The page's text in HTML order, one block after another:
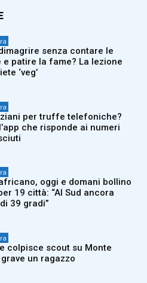
senza contare le
e patire la fame? La lezione
‘veg’
per truffe telefoniche?
che risponde ai numeri
oggi e domani bollino
19 città: “Al Sud ancora
39 gradi”
colpisce scout su Monte
un ragazzo